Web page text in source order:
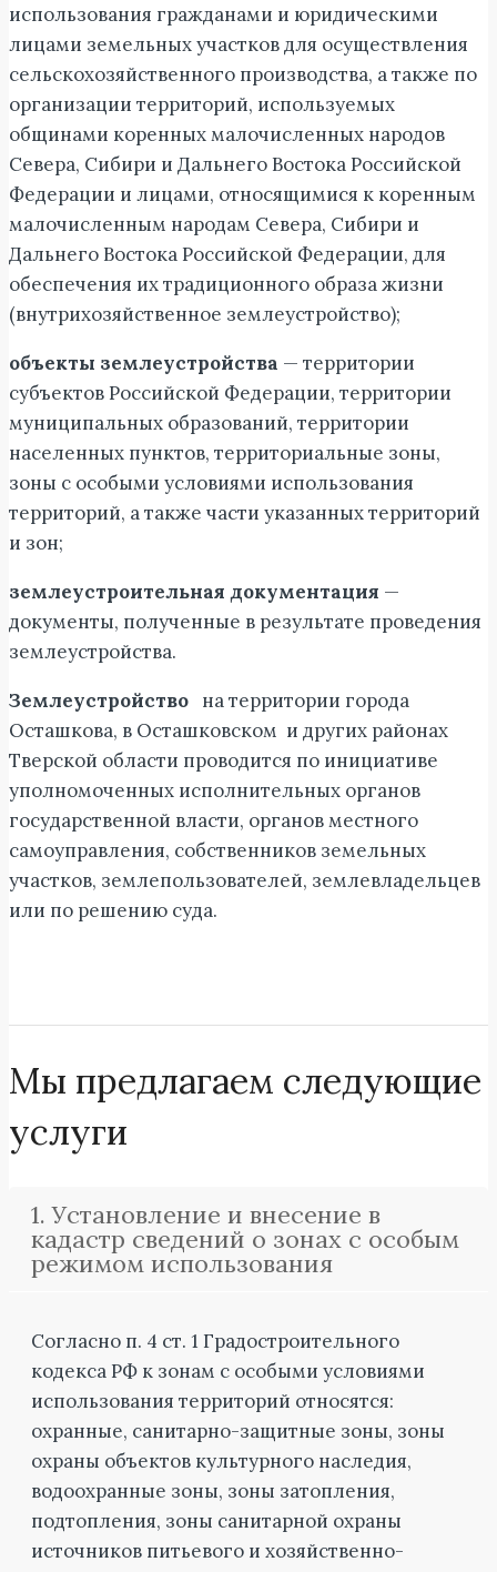
использования гражданами и юридическими
лицами земельных участков для осуществления
сельскохозяйственного производства, а также по
организации территорий, используемых
общинами коренных малочисленных народов
Севера, Сибири и Дальнего Востока Российской
Федерации и лицами, относящимися к коренным
малочисленным народам Севера, Сибири и
Дальнего Востока Российской Федерации, для
обеспечения их традиционного образа жизни
(внутрихозяйственное землеустройство);
объекты землеустройства — территории
субъектов Российской Федерации, территории
муниципальных образований, территории
населенных пунктов, территориальные зоны,
зоны с особыми условиями использования
территорий, а также части указанных территорий
и зон;
землеустроительная документация —
документы, полученные в результате проведения
землеустройства.
Землеустройство на территории города
Осташкова, в Осташковском и других районах
Тверской области проводится по инициативе
уполномоченных исполнительных органов
государственной власти, органов местного
самоуправления, собственников земельных
участков, землепользователей, землевладельцев
или по решению суда.
Мы предлагаем следующие
услуги
1. Установление и внесение в
кадастр сведений о зонах с особым
режимом использования
Согласно п. 4 ст. 1 Градостроительного
кодекса РФ к зонам с особыми условиями
использования территорий относятся:
охранные, санитарно-защитные зоны, зоны
охраны объектов культурного наследия,
водоохранные зоны, зоны затопления,
подтопления, зоны санитарной охраны
источников питьевого и хозяйственно-